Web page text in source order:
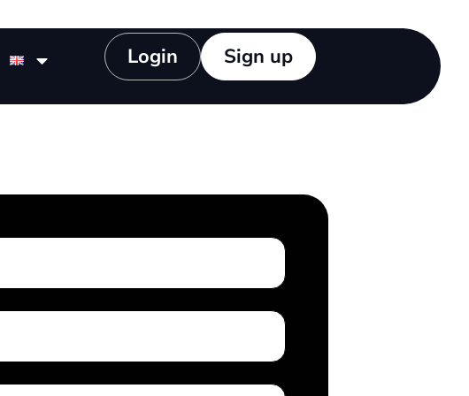
Login Sign up